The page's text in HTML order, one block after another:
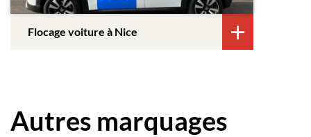
Flocage voiture à Nice
Autres marquages